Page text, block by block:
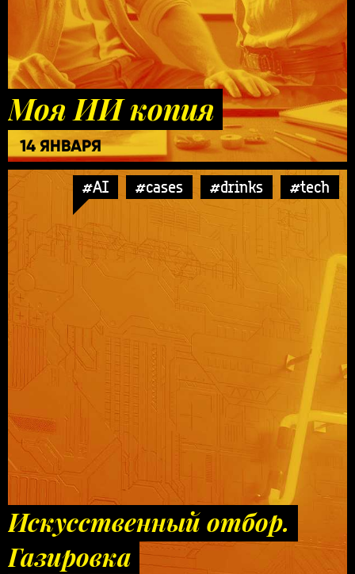
Моя ИИ копия
14 ЯНВАРЯ
#AI #cases #drinks #tech
Искусственный отбор.
Газировка